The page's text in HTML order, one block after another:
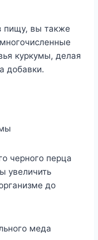
пищу, вы также
куркумы, делая
добавки.
черного перца
увеличить
до
меда